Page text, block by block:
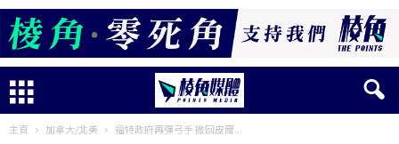
主頁 加拿大/北美 福特政府再彈弓手 撤回皮爾...